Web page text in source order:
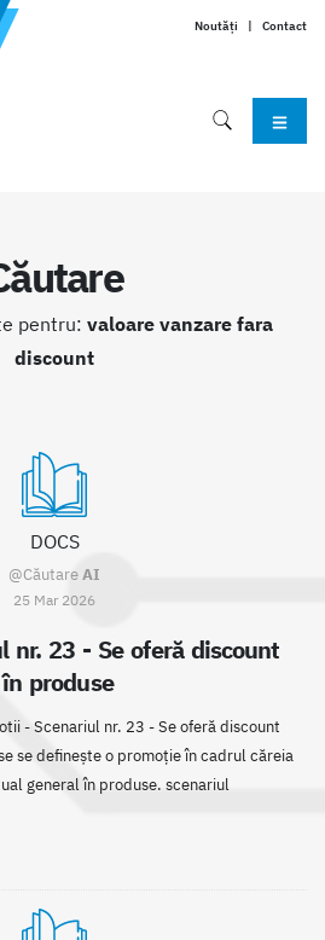
Noutăți | Contact
pentru: valoare vanzare fara
discount
DOCS
@CăutareAI
25 Mar 2026
nr. 23 - Se oferă discount
produse
- Scenariul nr. 23 - Se oferă discount
se definește o promoție în cadrul căreia
general în produse. scenariul